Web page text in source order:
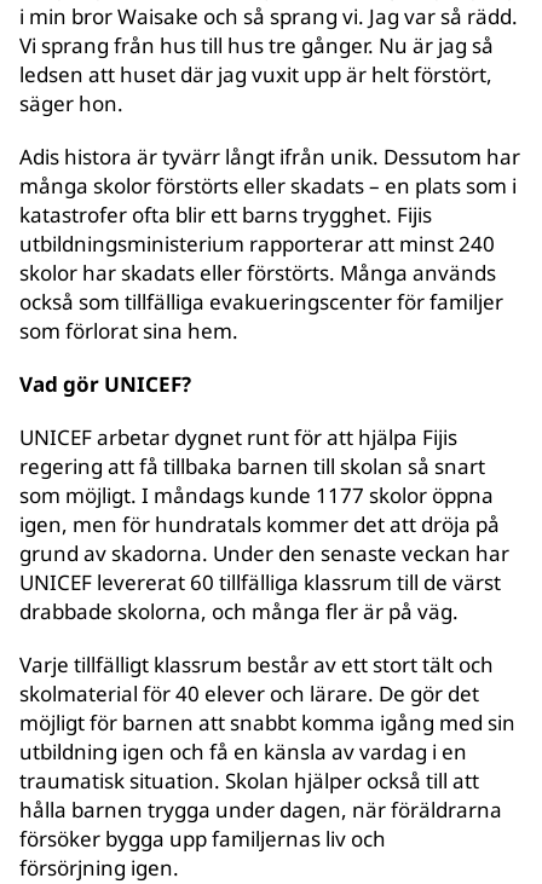
i min bror Waisake och så sprang vi. Jag var så rädd.
Vi sprang från hus till hus tre gånger. Nu är jag så
ledsen att huset där jag vuxit upp är helt förstört,
säger hon.
Adis histora är tyvärr långt ifrån unik. Dessutom har
många skolor förstörts eller skadats – en plats som i
katastrofer ofta blir ett barns trygghet. Fijis
utbildningsministerium rapporterar att minst 240
skolor har skadats eller förstörts. Många används
också som tillfälliga evakueringscenter för familjer
som förlorat sina hem.
Vad gör UNICEF?
UNICEF arbetar dygnet runt för att hjälpa Fijis
regering att få tillbaka barnen till skolan så snart
som möjligt. I måndags kunde 1177 skolor öppna
igen, men för hundratals kommer det att dröja på
grund av skadorna. Under den senaste veckan har
UNICEF levererat 60 tillfälliga klassrum till de värst
drabbade skolorna, och många fler är på väg.
Varje tillfälligt klassrum består av ett stort tält och
skolmaterial för 40 elever och lärare. De gör det
möjligt för barnen att snabbt komma igång med sin
utbildning igen och få en känsla av vardag i en
traumatisk situation. Skolan hjälper också till att
hålla barnen trygga under dagen, när föräldrarna
försöker bygga upp familjernas liv och
försörjning igen.